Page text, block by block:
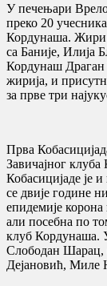
У печењари Врело
преко 20
Кордунаша. Жири
са Баније, Илија
Кордунаш Драган
жирија, и
за прве три
Прва
Завичајног
Кобасицијаде је
се двије године
епидемије корона
али посебна по
клуб Кордунаша.
Слободан Шарац,
Дејановић, Миле